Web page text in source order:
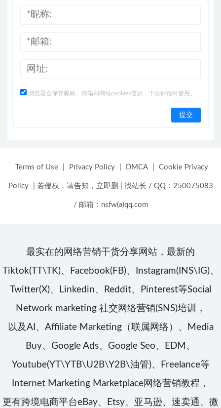
浏览器会保存昵称、邮箱和网站cookies信息，下次评论时使用。
Terms of Use Privacy Policy DMCA Cookie Privacy
Policy 若侵权，请告知，立即删 找站长 / QQ：250075083
/ 邮箱：nsfw(a)qq.com
最实在的网络营销干货分享网站，最新的
Tiktok(TT\TK)、Facebook(FB)、Instagram(INS\IG)、
Twitter(X)、Linkedin、Reddit、Pinterest等Social
Network marketing 社交网络营销(SNS)培训，
以及AI、Affiliate Marketing（联属网络）、Media
Buy、Google Ads、Google Seo、EDM、
Youtube(YT\YTB\U2B\Y2B\油管)、Freelance等
Internet Marketing Marketplace网络营销教程，
更有跨境电商平台eBay、Etsy、亚马逊、速卖通、微